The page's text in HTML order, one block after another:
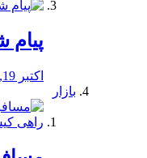
پیام
اکتبر 19, 2019
بازار